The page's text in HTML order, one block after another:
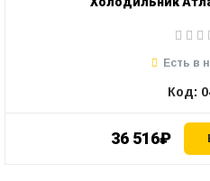
36 516₽
Есть в
Код: